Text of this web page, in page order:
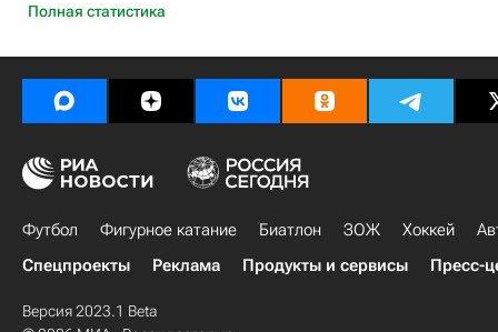
Полная статистика
Футбол Фигурное катание Биатлон ЗОЖ Хоккей
Спецпроекты
Реклама Продукты и сервисы Пресс-
Версия 2023.1 Beta